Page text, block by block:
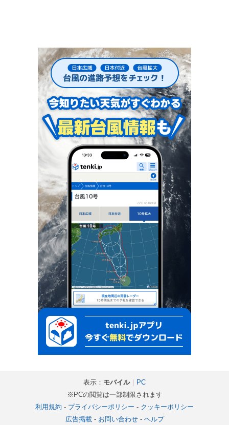
表示： モバイル｜ PC
※PCの閲覧は一部制限されます
利用規約 - プライバシーポリシー - クッキーポリシー
広告掲載- お問い合わせ- ヘルプ